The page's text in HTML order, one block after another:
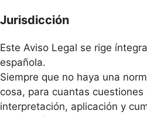
Jurisdicción
Este Aviso Legal se rige
española.
Siempre que no haya una
cosa, para cuantas
interpretación, aplicación y